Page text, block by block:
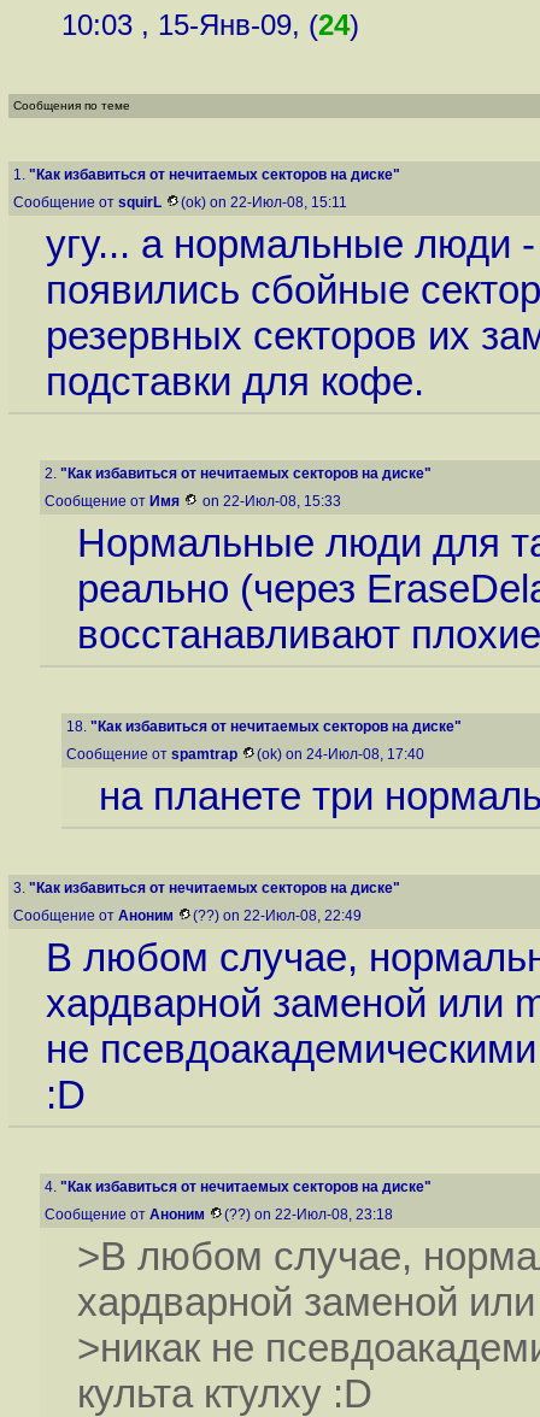
10:03 , 15-Янв-09, (24)
Сообщения по теме
1. "Как избавиться от нечитаемых секторов на диске"
Сообщение от squirL (ok) on 22-Июл-08, 15:11
угу... а нормальные люди
появились сбойные
резервных секторов их
подставки для кофе.
2. "Как избавиться от нечитаемых секторов на диске"
Сообщение от Имя on 22-Июл-08, 15:33
Нормальные люди для
реально (через
восстанавливают
18. "Как избавиться от нечитаемых секторов на диске"
Сообщение от spamtrap (ok) on 24-Июл-08, 17:40
на планете три
3. "Как избавиться от нечитаемых секторов на диске"
Сообщение от Аноним (??) on 22-Июл-08, 22:49
В любом случае,
хардварной заменой или
не
:D
4. "Как избавиться от нечитаемых секторов на диске"
Сообщение от Аноним (??) on 22-Июл-08, 23:18
>В любом случае,
хардварной заменой
>никак не
культа ктулху :D